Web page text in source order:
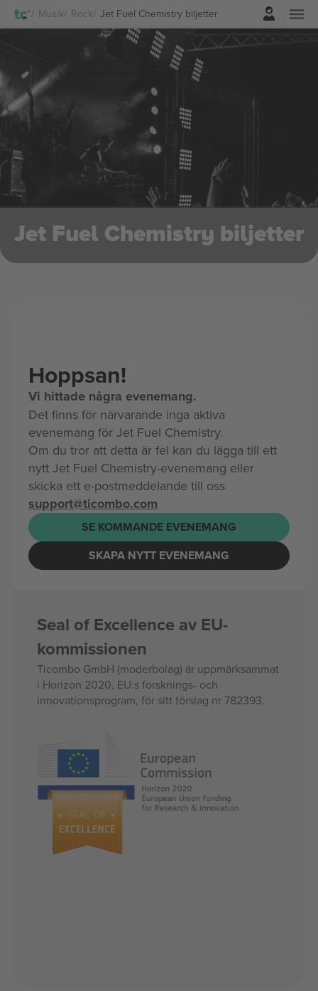
Musik Rock Jet Fuel Chemistry biljetter
Logga in
Jet Fuel Chemistry biljetter
Hoppsan!
Vi hittade några evenemang.
Det finns för närvarande inga aktiva
evenemang för Jet Fuel Chemistry.
Om du tror att detta är fel kan du lägga till ett
nytt Jet Fuel Chemistry-evenemang eller
skicka ett e-postmeddelande till oss
support@ticombo.com
SE KOMMANDE EVENEMANG
SKAPA NYTT EVENEMANG
Seal of Excellence av EU-
kommissionen
Ticombo GmbH (moderbolag) är uppmärksammat
i Horizon 2020, EU:s forsknings- och
innovationsprogram, för sitt förslag nr 782393.